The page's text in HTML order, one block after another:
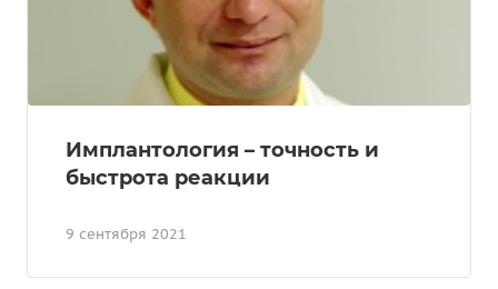
9 сентября 2021
Имплантология – точность и
быстрота реакции